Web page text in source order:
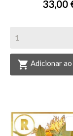
33,00
 Adicionar